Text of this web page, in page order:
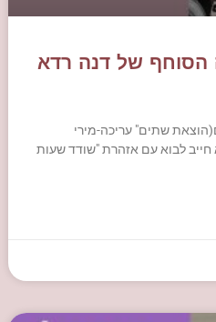
הסוחף של דנה רדא
שתים" עריכה-מירי
חייב לבוא עם אזהרת "שודד שעות